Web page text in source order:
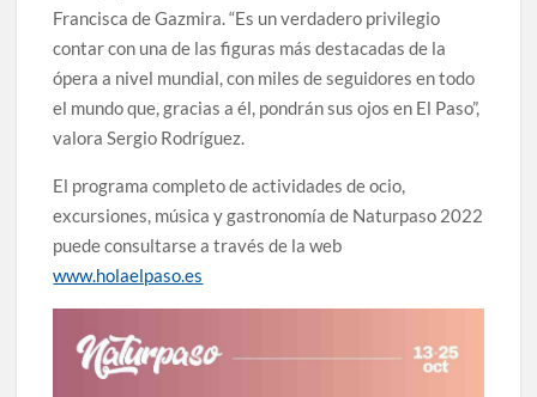
Francisca de Gazmira. “Es un verdadero privilegio
contar con una de las figuras más destacadas de la
ópera a nivel mundial, con miles de seguidores en todo
el mundo que, gracias a él, pondrán sus ojos en El Paso”,
valora Sergio Rodríguez.
El programa completo de actividades de ocio,
excursiones, música y gastronomía de Naturpaso 2022
puede consultarse a través de la web
www.holaelpaso.es